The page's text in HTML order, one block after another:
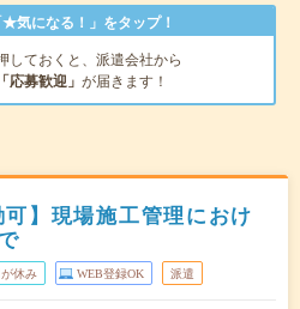
気になる！」をタップ！
しておくと、派遣会社から
「応募歓迎」 が届きます！
】現場施工管理におけ
休み WEB登録OK 派遣